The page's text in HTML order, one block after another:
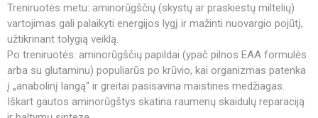
Treniruotės metu: aminorūgščių (skystų ar praskiestų miltelių)
vartojimas gali palaikyti energijos lygį ir mažinti nuovargio pojūtį,
užtikrinant tolygią veiklą.
Po treniruotės: aminorūgščių papildai (ypač pilnos EAA formulės
arba su glutaminu) populiarūs po krūvio, kai organizmas patenka
į „anabolinį langą“ ir greitai pasisavina maistines medžiagas.
Iškart gautos aminorūgštys skatina raumenų skaidulų reparaciją